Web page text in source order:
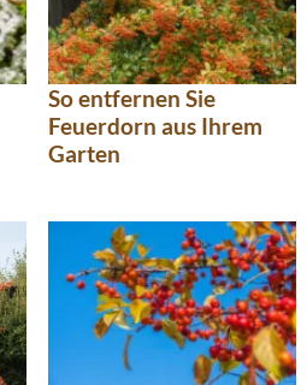
So entfernen Sie
Feuerdorn aus Ihrem
Garten